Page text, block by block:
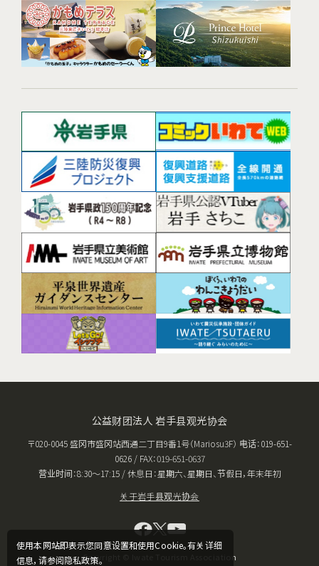
使用本网站即表示您同意设置和使用Cookie。有关详细
信息，请参阅隐私政策。
公益财团法人 岩手县观光协会
〒020-0045 盛冈市盛冈站西通二丁目9番1号（Mariosu3F） 电话：019-651-
0626 / FAX：019-651-0637
营业时间：8:30〜17:15 / 休息日：星期六、星期日、节假日，年末年初
关于岩手县观光协会
Copyright © Iwate Tourism Association